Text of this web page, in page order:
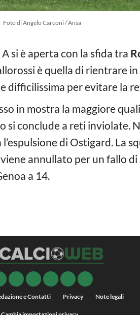
Foto di Angelo Carconi / Ansa
si è aperta con la sfida tra
è quella di rientrare
difficilissima per evitare la
in mostra la maggiore
si conclude a reti inviolate.
di Ostigard. La
annullato per un fallo di
a 14.
e Contatti Privacy Note legali